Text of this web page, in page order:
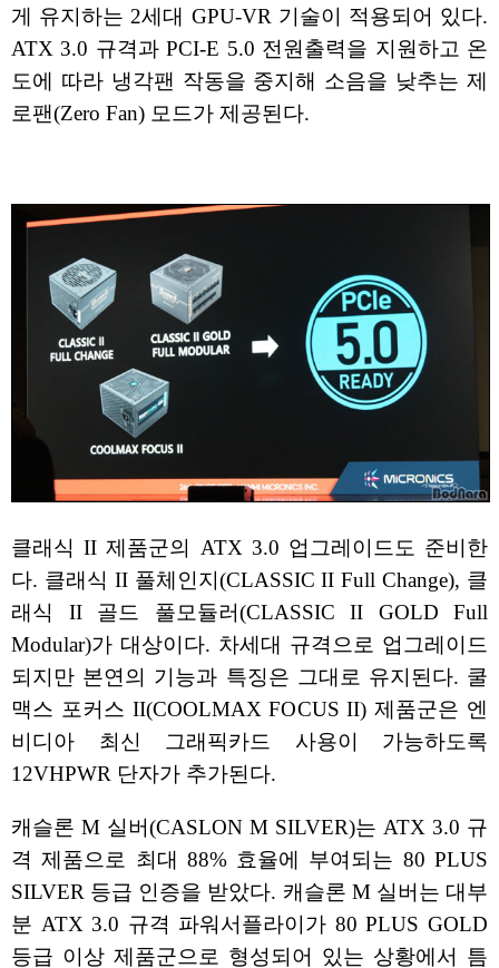
게 유지하는 2세대 GPU-VR 기술이 적용되어 있다.
ATX 3.0 규격과 PCI-E 5.0 전원출력을 지원하고 온
도에 따라 냉각팬 작동을 중지해 소음을 낮추는 제
로팬(Zero Fan) 모드가 제공된다.
클래식 II 제품군의 ATX 3.0 업그레이드도 준비한
다. 클래식 II 풀체인지(CLASSIC II Full Change), 클
래식 II 골드 풀모듈러(CLASSIC II GOLD Full
Modular)가 대상이다. 차세대 규격으로 업그레이드
되지만 본연의 기능과 특징은 그대로 유지된다. 쿨
맥스 포커스 II(COOLMAX FOCUS II) 제품군은 엔
비디아 최신 그래픽카드 사용이 가능하도록
12VHPWR 단자가 추가된다.
캐슬론 M 실버(CASLON M SILVER)는 ATX 3.0 규
격 제품으로 최대 88% 효율에 부여되는 80 PLUS
SILVER 등급 인증을 받았다. 캐슬론 M 실버는 대부
분 ATX 3.0 규격 파워서플라이가 80 PLUS GOLD
등급 이상 제품군으로 형성되어 있는 상황에서 틈